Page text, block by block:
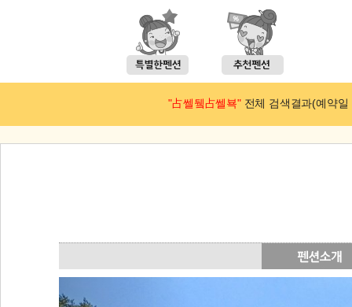
"占쎌뒠占쎌뵥"전체 검색결과(예약일